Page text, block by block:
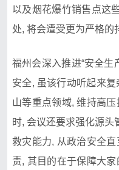
以及烟‍花爆竹销售点这
处, 将⁠会遭受更为严格的
福州会深入推​进“安全生
安全, 虽该行动听起来
山等重点领域, 维持高
时, 会​议还要求强化源头
救灾能力, 从政治‌安全
责,‌ 其目的在于保障大